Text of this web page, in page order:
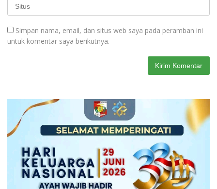
Simpan nama, email, dan situs web saya pada peramban ini
untuk komentar saya berikutnya.